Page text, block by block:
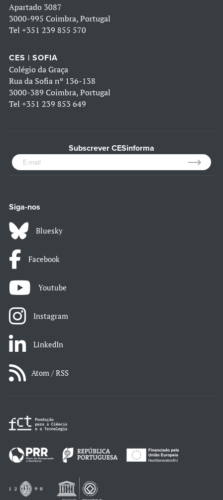
Apartado 3087
3000-995 Coimbra, Portugal
Tel +351 239 855 570
CES | SOFIA
Colégio da Graça
Rua da Sofia nº 136-138
3000-389 Coimbra, Portugal
Tel +351 239 853 649
Subscrever CESinforma
Siga-nos
Bluesky
Facebook
Youtube
Instagram
LinkedIn
Atom / RSS